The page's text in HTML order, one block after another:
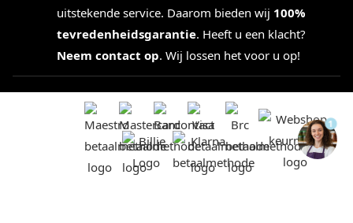
uitstekende service. Daarom bieden wij 100%
tevredenheidsgarantie. Heeft u een klacht?
Neem contact op. Wij lossen het voor u op!
1